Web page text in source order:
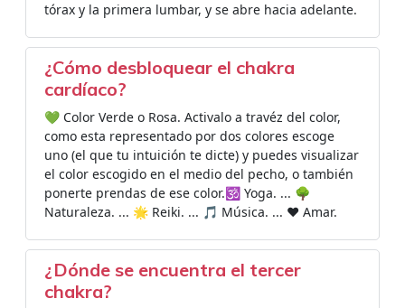
tórax y la primera lumbar, y se abre hacia adelante.
¿Cómo desbloquear el chakra
cardíaco?
💚 Color Verde o Rosa. Activalo a travéz del color,
como esta representado por dos colores escoge
uno (el que tu intuición te dicte) y puedes visualizar
el color escogido en el medio del pecho, o también
ponerte prendas de ese color.🕉️ Yoga. ... 🌳
Naturaleza. ... 🌟 Reiki. ... 🎵 Música. ... ❤️ Amar.
¿Dónde se encuentra el tercer
chakra?